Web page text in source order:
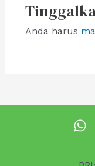
Anda harus